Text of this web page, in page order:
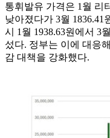
통휘발유 가격은 1월 리
낮아졌다가 3월
시 1월 1938.63원에서 3
섰다. 정부는 이에 대응
감 대책을 강화했다.